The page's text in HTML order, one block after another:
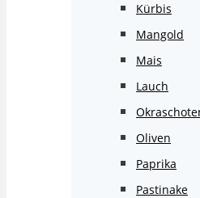
Kürbis
Mangold
Mais
Lauch
Oliven
Paprika
Pastinake